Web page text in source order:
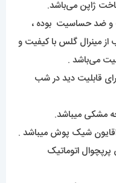
ضد حساسیت بوده ،
مینرال گلس با کیفیت و
می‌باشد .
قابلیت دید در شب
مشکی میباشد.
شیک پوش میباشد .
رولکس: